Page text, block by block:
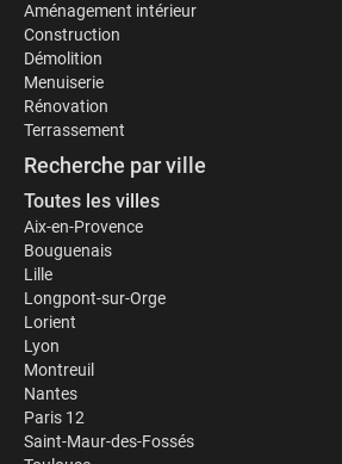
Aménagement intérieur
Construction
Démolition
Menuiserie
Rénovation
Terrassement
Recherche par ville
Toutes les villes
Aix-en-Provence
Bouguenais
Lille
Longpont-sur-Orge
Lorient
Lyon
Montreuil
Nantes
Paris 12
Saint-Maur-des-Fossés